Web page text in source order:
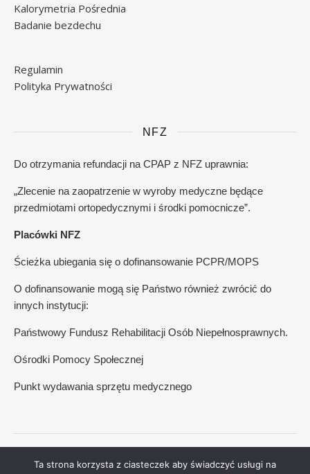
Kalorymetria Pośrednia
Badanie bezdechu
Regulamin
Polityka Prywatności
NFZ
Do otrzymania refundacji na CPAP z NFZ uprawnia:
„Zlecenie na zaopatrzenie w wyroby medyczne będące
przedmiotami ortopedycznymi i środki pomocnicze”.
Placówki NFZ
Ścieżka ubiegania się o dofinansowanie PCPR/MOPS
O dofinansowanie mogą się Państwo również zwrócić do
innych instytucji:
Państwowy Fundusz Rehabilitacji Osób Niepełnosprawnych.
Ośrodki Pomocy Społecznej
Punkt wydawania sprzętu medycznego
Copyright © 2026 Oddechowy.pl | Wszelkie prawa zastrzeżone.
Ta strona korzysta z ciasteczek aby świadczyć usługi na